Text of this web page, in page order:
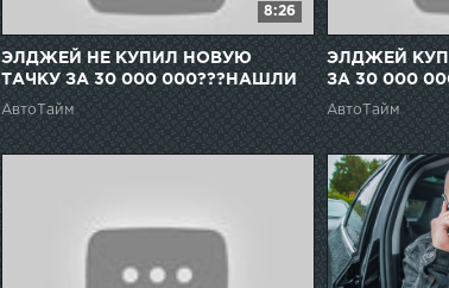
8:26
ЭЛДЖЕЙ НЕ КУПИЛ НОВУЮ
ТАЧКУ ЗА 30 000 000???НАШЛИ
НАСТОЯЩУЮ ТАЧКУ!
АвтоТайм
ЭЛДЖЕЙ
ЗА 30 000
ШОК!!
АвтоТайм